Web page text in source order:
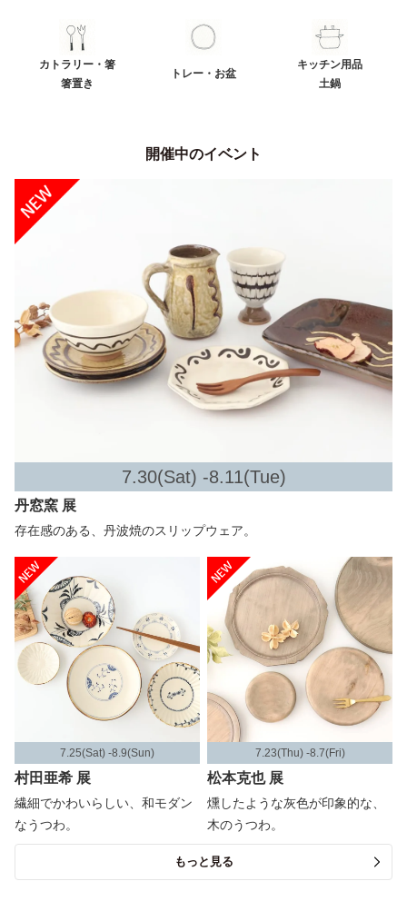
カトラリー・箸
箸置き
トレー・お盆
キッチン用品
土鍋
開催中のイベント
7.30(Sat) -8.11(Tue)
丹窓窯 展
存在感のある、丹波焼のスリップウェア。
7.25(Sat) -8.9(Sun)
村田亜希 展
繊細でかわいらしい、和モダン
なうつわ。
7.23(Thu) -8.7(Fri)
松本克也 展
燻したような灰色が印象的な、
木のうつわ。
もっと見る